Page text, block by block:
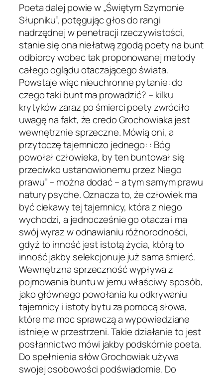
Poeta dalej powie w „Świętym Szymonie
Słupniku”, potęgując głos do rangi
nadrzędnej w penetracji rzeczywistości,
stanie się ona niełatwą zgodą poety na bunt
odbiorcy wobec tak proponowanej metody
całego oglądu otaczającego świata.
Powstaje więc nieuchronne pytanie: do
czego taki bunt ma prowadzić? – kilku
krytyków zaraz po śmierci poety zwróciło
uwagę na fakt, że credo Grochowiaka jest
wewnętrznie sprzeczne. Mówią oni, a
przytoczę tajemniczo jednego: : Bóg
powołał człowieka, by ten buntował się
przeciwko ustanowionemu przez Niego
prawu” – można dodać – a tym samym prawu
natury psyche. Oznacza to, że człowiek ma
być ciekawy tej tajemnicy, która z niego
wychodzi, a jednocześnie go otacza i ma
swój wyraz w odnawianiu różnorodności,
gdyż to inność jest istotą życia, którą to
inność jakby selekcjonuje już sama śmierć.
Wewnętrzna sprzeczność wypływa z
pojmowania buntu w jemu właściwy sposób,
jako głównego powołania ku odkrywaniu
tajemnicy i istoty bytu za pomocą słowa,
które ma moc sprawczą a wypowiedziane
istnieje w przestrzeni. Takie działanie to jest
posłannictwo mówi jakby podskórnie poeta.
Do spełnienia słów Grochowiak używa
swojej osobowości podświadomie. Do